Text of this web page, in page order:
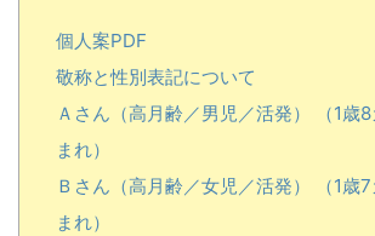
個人案PDF
敬称と性別表記について
Ａさん（高月齢／男児／活発） （1歳
まれ）
Ｂさん（高月齢／女児／活発） （1歳
まれ）